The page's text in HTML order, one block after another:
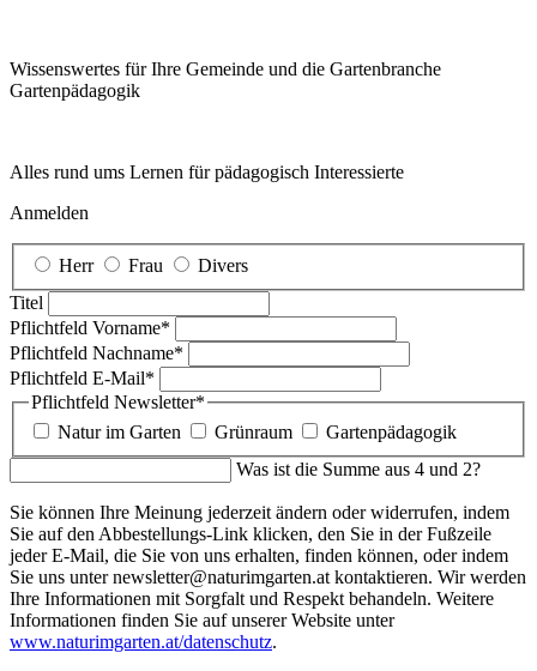
Wissenswertes für Ihre Gemeinde und die Gartenbranche
Garten­pädagogik
Alles rund ums Lernen für pädagogisch Interessierte
Anmelden
Herr Frau
Divers
Titel
Pflichtfeld Vorname*
Pflichtfeld Nachname*
Pflichtfeld E-Mail*
Pflichtfeld Newsletter*
Natur im Garten
Grünraum
Gartenpädagogik
Was ist die Summe aus 4 und 2?
Sie können Ihre Meinung jederzeit ändern oder widerrufen, indem
Sie auf den Abbestellungs-Link klicken, den Sie in der Fußzeile
jeder E-Mail, die Sie von uns erhalten, finden können, oder indem
Sie uns unter newsletter@naturimgarten.at kontaktieren. Wir werden
Ihre Informationen mit Sorgfalt und Respekt behandeln. Weitere
Informationen finden Sie auf unserer Website unter
www.naturimgarten.at/datenschutz.